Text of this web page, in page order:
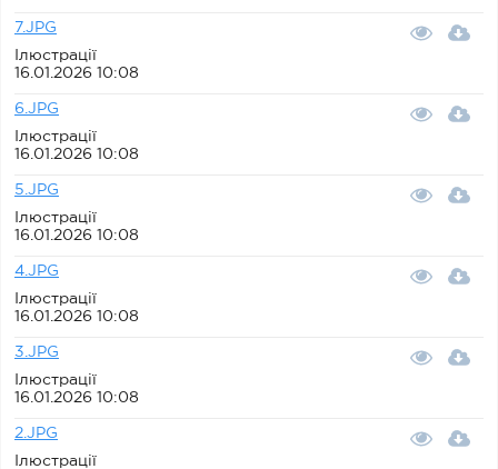
7.JPG
Ілюстрації
16.01.2026 10:08
6.JPG
Ілюстрації
16.01.2026 10:08
5.JPG
Ілюстрації
16.01.2026 10:08
4.JPG
Ілюстрації
16.01.2026 10:08
3.JPG
Ілюстрації
16.01.2026 10:08
2.JPG
Ілюстрації